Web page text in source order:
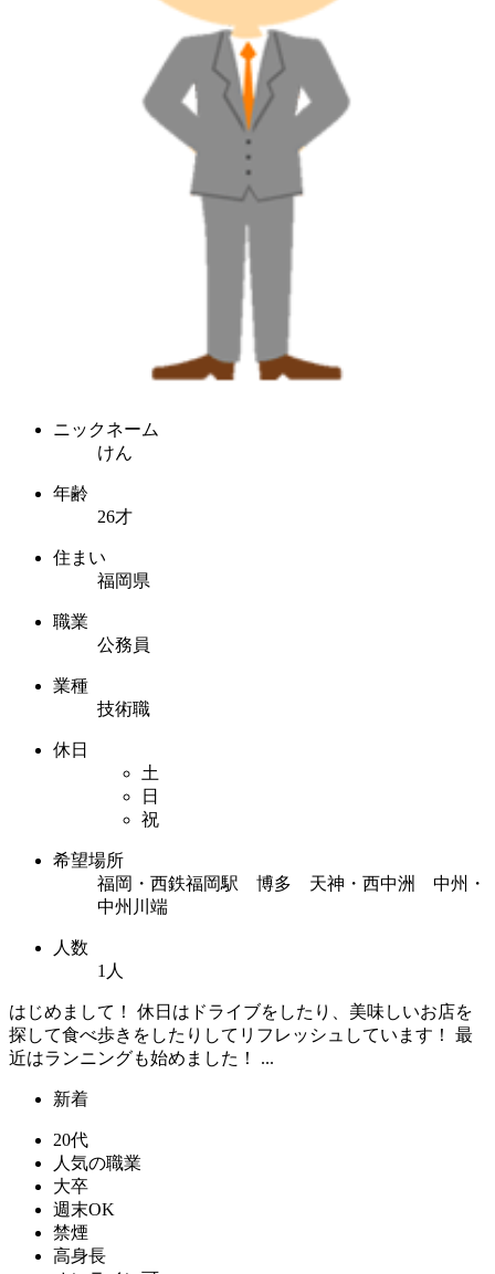
ニックネーム
けん
年齢
26才
住まい
福岡県
職業
公務員
業種
技術職
休日
土
日
祝
希望場所
福岡・西鉄福岡駅 博多 天神・西中洲 中州・
中州川端
人数
1人
はじめまして！ 休日はドライブをしたり、美味しいお店を
探して食べ歩きをしたりしてリフレッシュしています！ 最
近はランニングも始めました！ ...
新着
20代
人気の職業
大卒
週末OK
禁煙
高身長